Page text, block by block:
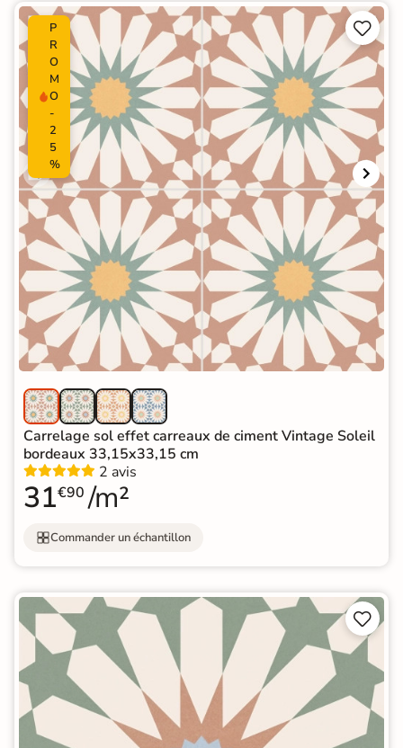
P
R
O
M
O
-
2
5
%


Carrelage sol effet carreaux de ciment Vintage Soleil
bordeaux 33,15x33,15 cm
2 avis
31€90 /m²
Commander un échantillon

